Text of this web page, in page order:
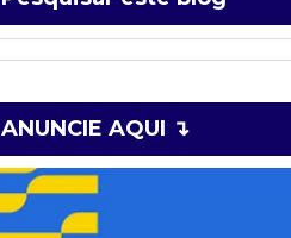
ANUNCIE AQUI ↴